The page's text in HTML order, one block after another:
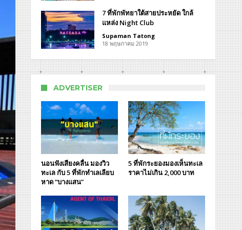
7 ที่พักพัทยาใต้สายประหยัด ใกล้
แหล่ง Night Club
Supaman Tatong
18 พฤษภาคม 2019
ADVERTISER
นอนฟังเสียงคลื่น มองวิว
ทะเล กับ 5 ที่พักทำเลเลียบ
หาด “บางแสน”
5 ที่พักระยองมองเห็นทะเล
ราคาไม่เกิน 2,000 บาท